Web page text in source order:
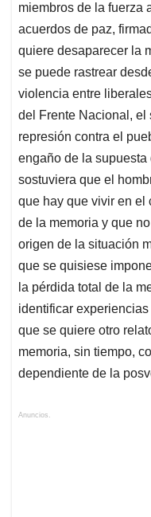
miembros de la fuerza
acuerdos de paz,
quiere desaparecer la
se puede rastrear
violencia entre
del Frente Nacional, el
represión contra el
engaño de la
sostuviera que el
que hay que vivir en el
de la memoria y que
origen de la situación
que se quisiese
la pérdida total de la
identificar
que se quiere otro
memoria, sin tiempo,
dependiente de la
Anuncios.